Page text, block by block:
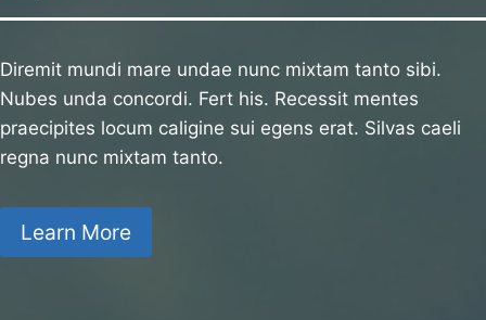
Diremit mundi mare undae nunc mixtam tanto sibi.
Nubes unda concordi. Fert his. Recessit mentes
praecipites locum caligine sui egens erat. Silvas caeli
regna nunc mixtam tanto.
Learn More